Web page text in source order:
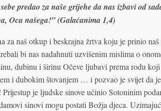
predao za naše grijehe da nas izbavi od
Oca našega!” (Galaćanima 1,4)
za naš otkup i beskrajna žrtva koju je prinio
bi nas nadahnuti uzvišenim mislima o
dubinu i širinu Očeve ljubavi prema rodu
i dubokim štovanjem … i pozvao je svijet da
Prijestup je ljudske sinove učinio Sotoninim
sinovi mogu postati Božja djeca.